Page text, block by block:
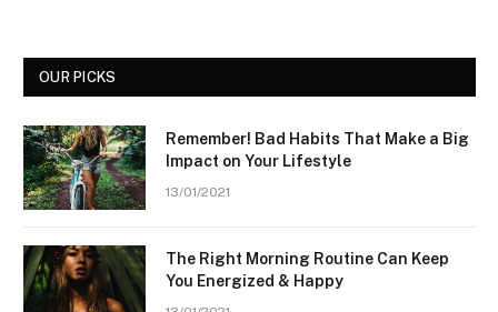
OUR PICKS
Remember! Bad Habits That Make a Big
Impact on Your Lifestyle
13/01/2021
The Right Morning Routine Can Keep
You Energized & Happy